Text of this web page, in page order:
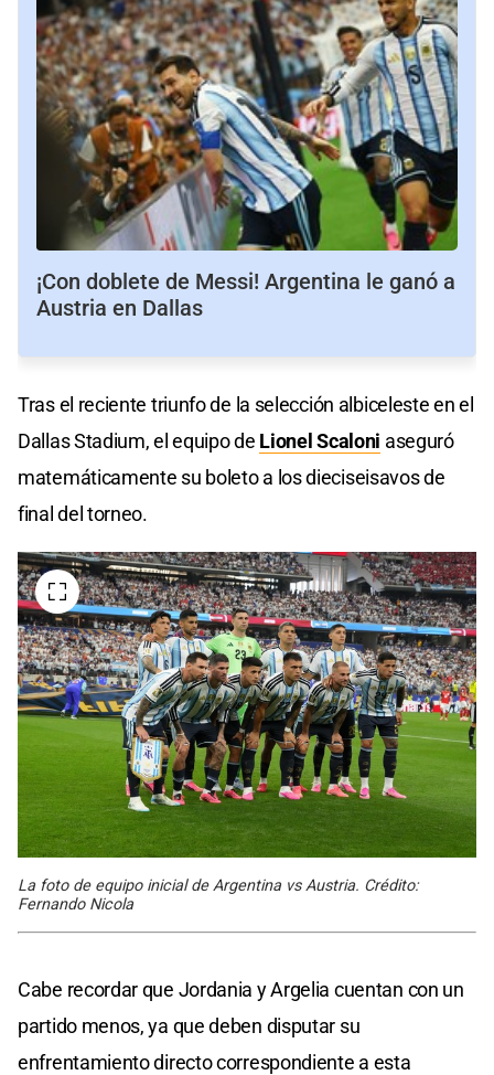
¡Con doblete de Messi! Argentina le ganó a
Austria en Dallas
Tras el reciente triunfo de la selección albiceleste en el
Dallas Stadium, el equipo de Lionel Scaloni aseguró
matemáticamente su boleto a los dieciseisavos de
final del torneo.
La foto de equipo inicial de Argentina vs Austria. Crédito:
Fernando Nicola
Cabe recordar que Jordania y Argelia cuentan con un
partido menos, ya que deben disputar su
enfrentamiento directo correspondiente a esta